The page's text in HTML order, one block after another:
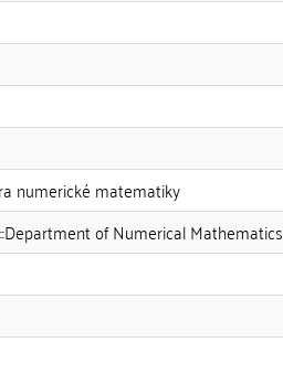
numerické matematiky
of Numerical Mathematics